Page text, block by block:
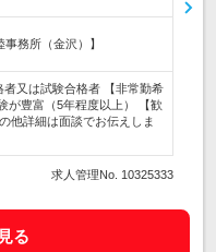
務所（金沢）】
者又は試験合格者 【非常勤希
が豊富（5年程度以上） 【歓
他詳細は面談でお伝えしま
求人管理No. 10325333
る